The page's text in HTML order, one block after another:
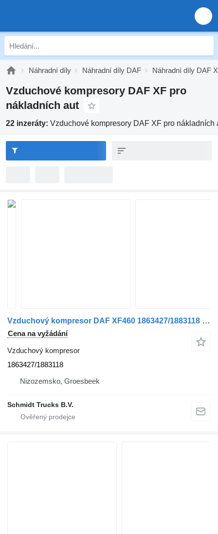
Náhradní díly Náhradní díly DAF Náhradní díly DAF
Vzduchové kompresory DAF XF pro
nákladních aut
22 inzeráty: Vzduchové kompresory DAF XF pro nákladních
Vzduchový kompresor DAF XF460 1863427/1883118 STUURPOM/COMPRESSOR EURO 6 pro nákladní auta
Cena na vyžádání
Vzduchový kompresor
1863427/1883118
Nizozemsko, Groesbeek
Schmidt Trucks B.V.